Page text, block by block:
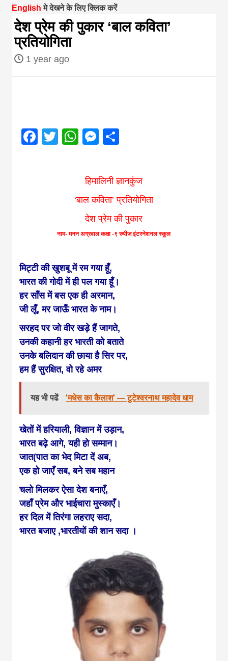
magazine of
Nepal brings
from
news,
khabar
English मे देखने के लिए क्लिक करें
देश प्रेम की पुकार ‘बाल कविता’
प्रतियोगिता
1 year ago
Facebook
Twitter
WhatsApp
Messenger
हिमालिनी ज्ञानकुंज
‘बाल कविता’ प्रतियोगिता
देश प्रेम की पुकार
नाम- मनन अग्रवाल कक्षा -९ रुपीज इंटरनेशनल स्कूल
मिट्टी की खुशबू में रम गया हूँ,
भारत की गोदी में ही पल गया हूँ।
हर साँस में बस एक ही अरमान,
जी लूँ, मर जाऊँ भारत के नाम।
सरहद पर जो वीर खड़े हैं जागते,
उनकी कहानी हर भारती को बताते
उनके बलिदान की छाया है सिर पर,
हम हैं सुरक्षित, वो रहे अमर
यह भी पढें 'मधेस का कैलाश' — टुटेश्वरनाथ महादेव धाम
खेतों में हरियाली, विज्ञान में उड़ान,
भारत बढ़े आगे, यही हो सम्मान।
जात(पात का भेद मिटा दें अब,
एक हो जाएँ सब, बने सब महान
चलो मिलकर ऐसा देश बनाएँ,
जहाँ प्रेम और भाईचारा मुस्काएँ।
हर दिल में तिरंगा लहराए सदा,
भारत बजाए ,भारतीयों की शान सदा ।